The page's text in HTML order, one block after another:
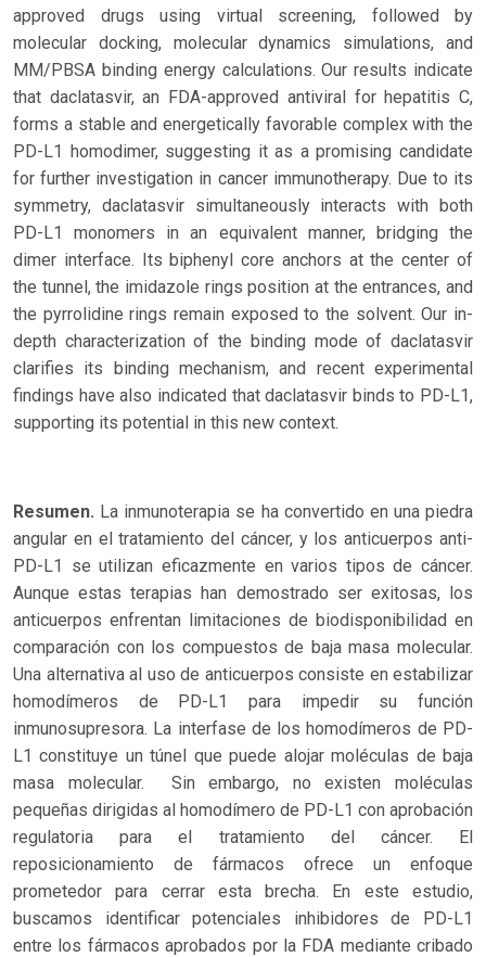
approved drugs using virtual screening, followed by
molecular docking, molecular dynamics simulations, and
MM/PBSA binding energy calculations. Our results indicate
that daclatasvir, an FDA-approved antiviral for hepatitis C,
forms a stable and energetically favorable complex with the
PD-L1 homodimer, suggesting it as a promising candidate
for further investigation in cancer immunotherapy. Due to its
symmetry, daclatasvir simultaneously interacts with both
PD-L1 monomers in an equivalent manner, bridging the
dimer interface. Its biphenyl core anchors at the center of
the tunnel, the imidazole rings position at the entrances, and
the pyrrolidine rings remain exposed to the solvent. Our in-
depth characterization of the binding mode of daclatasvir
clarifies its binding mechanism, and recent experimental
findings have also indicated that daclatasvir binds to PD-L1,
supporting its potential in this new context.
Resumen. La inmunoterapia se ha convertido en una piedra
angular en el tratamiento del cáncer, y los anticuerpos anti-
PD-L1 se utilizan eficazmente en varios tipos de cáncer.
Aunque estas terapias han demostrado ser exitosas, los
anticuerpos enfrentan limitaciones de biodisponibilidad en
comparación con los compuestos de baja masa molecular.
Una alternativa al uso de anticuerpos consiste en estabilizar
homodímeros de PD-L1 para impedir su función
inmunosupresora. La interfase de los homodímeros de PD-
L1 constituye un túnel que puede alojar moléculas de baja
masa molecular. Sin embargo, no existen moléculas
pequeñas dirigidas al homodímero de PD-L1 con aprobación
regulatoria para el tratamiento del cáncer. El
reposicionamiento de fármacos ofrece un enfoque
prometedor para cerrar esta brecha. En este estudio,
buscamos identificar potenciales inhibidores de PD-L1
entre los fármacos aprobados por la FDA mediante cribado